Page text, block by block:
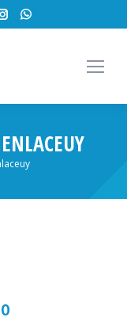
Instagram
pagepage
ENLACEUY